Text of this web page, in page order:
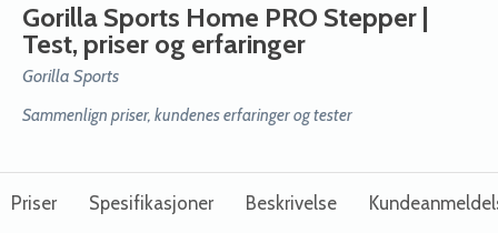
Gorilla Sports Home PRO Stepper |
Test, priser og erfaringer
Gorilla Sports
Sammenlign priser, kundenes erfaringer og tester
Priser Spesifikasjoner Beskrivelse